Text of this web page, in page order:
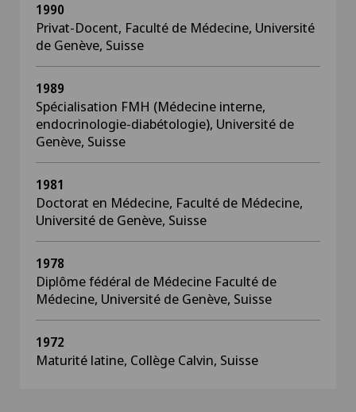
1990
Privat-Docent, Faculté de Médecine, Université
de Genève, Suisse
1989
Spécialisation FMH (Médecine interne,
endocrinologie-diabétologie), Université de
Genève, Suisse
1981
Doctorat en Médecine, Faculté de Médecine,
Université de Genève, Suisse
1978
Diplôme fédéral de Médecine Faculté de
Médecine, Université de Genève, Suisse
1972
Maturité latine, Collège Calvin, Suisse